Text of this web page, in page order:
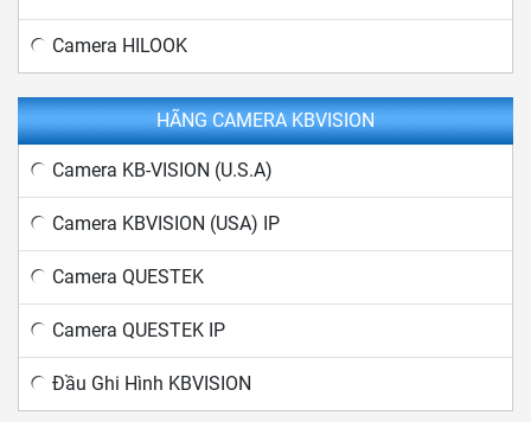
Camera HILOOK
HÃNG CAMERA KBVISION
Camera KB-VISION (U.S.A)
Camera KBVISION (USA) IP
Camera QUESTEK
Camera QUESTEK IP
Đầu Ghi Hình KBVISION